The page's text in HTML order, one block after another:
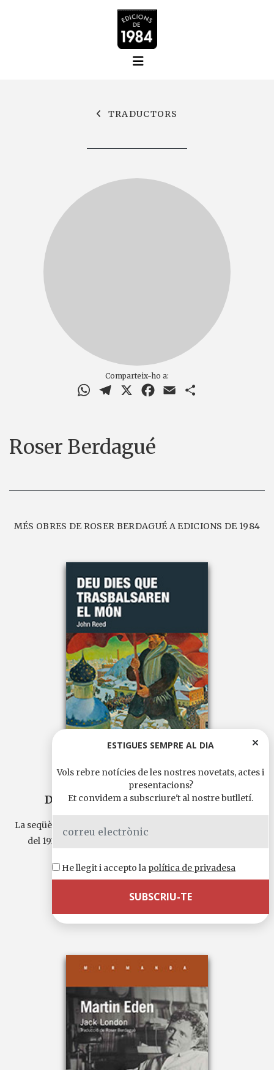
TRADUCTORS
Comparteix-ho a:
WhatsAppTelegram Facebook
Email
Roser Berdagué
MÉS OBRES DE ROSER BERDAGUÉ A EDICIONS DE 1984
Deu dies que trasbalsaren el món
La seqüència revolucionària que arrenca el mes de febrer
del 1917 amb el derrocament del tsar culmina el mes
Continua llegint
Llengua original:anglès
15,00 €
ESTIGUES SEMPRE AL DIA
Vols rebre notícies de les nostres novetats, actes i
presentacions?
Et convidem a subscriure't al nostre butlletí.
He llegit i accepto la política de privadesa